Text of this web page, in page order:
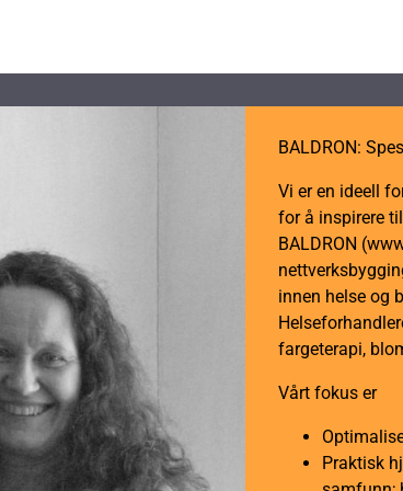
produktsidenBALDRON:
Vi er en ideell
for å inspirere
BALDRON
innen helse og
fargeterapi,
Vårt fokus er
Praktisk